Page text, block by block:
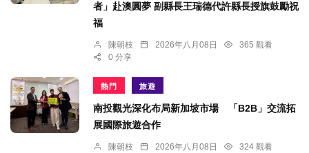
者」赴澳圓夢 副縣長王瑞德代許縣長授旗鼓勵祝
福
陳朝枝 2026年八月08日
365 觀看
0 分享
熱門 旅遊
南投觀光深化布局新加坡市場 「B2B」交流拓
展國際旅遊合作
陳朝枝 2026年八月08日
324 觀看